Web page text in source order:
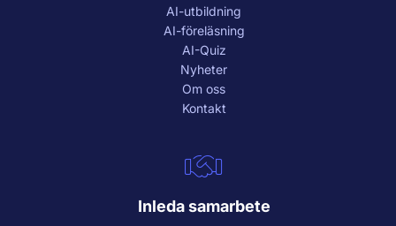
AI-utbildning
AI-föreläsning
AI-Quiz
Nyheter
Om oss
Kontakt
Inleda samarbete